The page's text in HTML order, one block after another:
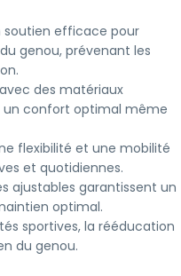
soutien efficace pour
genou, prévenant les
des matériaux
un confort optimal même
flexibilité et une mobilité
et quotidiennes.
ajustables garantissent un
optimal.
sportives, la rééducation
du genou.